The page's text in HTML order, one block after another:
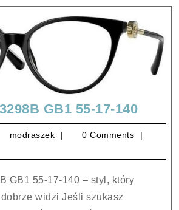
GB1 55-17-140
VE
3298B
GB1
18/2026
modraszek modraszek
0 Comments
widzi Jeśli szukasz